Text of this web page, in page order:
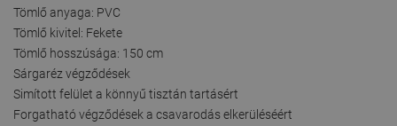
Tömlő anyaga: PVC
Tömlő kivitel: Fekete
Tömlő hosszúsága: 150 cm
Sárgaréz végződések
Simított felület a könnyű tisztán tartásért
Forgatható végződések a csavarodás elkerüléséért